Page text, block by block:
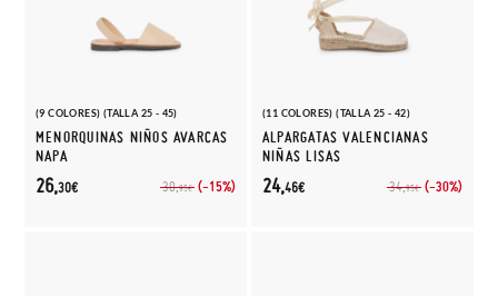
(9 COLORES) (TALLA 25 - 45)
MENORQUINAS NIÑOS AVARCAS
NAPA
30,95€ (-15%)
26,30€
(11 COLORES) (TALLA 25 - 42)
ALPARGATAS VALENCIANAS
NIÑAS LISAS
34,95€ (-30%)
24,46€